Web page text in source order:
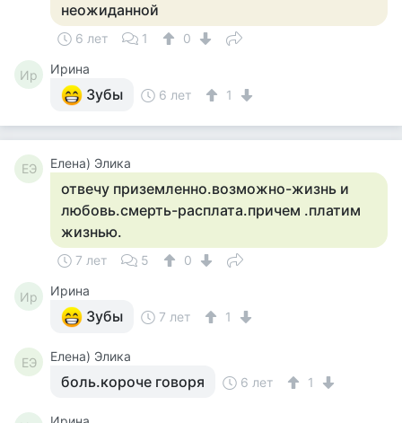
неожиданной
6 лет 1 0
Ир Ирина
Зубы 6 лет 1
ЕЭ Елена) Элика
отвечу приземленно.возможно-жизнь и
любовь.смерть-расплата.причем .платим
жизнью.
7 лет 5 0
Ир Ирина
Зубы 7 лет 1
ЕЭ Елена) Элика
боль.короче говоря 6 лет 1